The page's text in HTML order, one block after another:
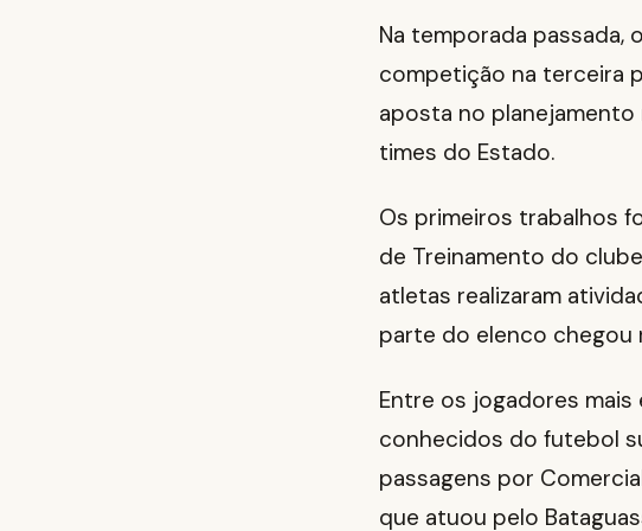
Na temporada passada,
competição na terceira
aposta no
times do Estado.
Os primeiros trabalhos
de Treinamento do
atletas realizaram
parte do elenco chegou
Entre os jogadores
conhecidos do futebol
passagens por
que atuou pelo